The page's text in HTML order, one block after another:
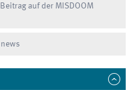
auf der MISDOOM